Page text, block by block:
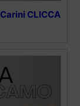
CLICCA